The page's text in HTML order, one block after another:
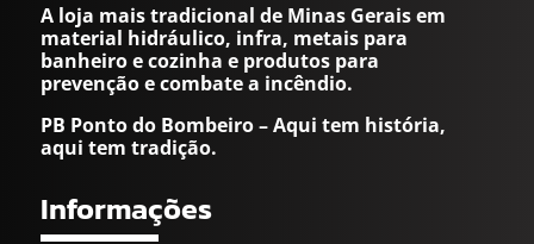
A loja mais tradicional de Minas Gerais em
material hidráulico, infra, metais para
banheiro e cozinha e produtos para
prevenção e combate a incêndio.
PB Ponto do Bombeiro – Aqui tem história,
aqui tem tradição.
Informações